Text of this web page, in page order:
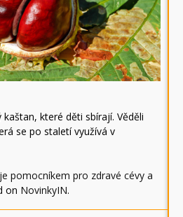
které děti sbírají. Věděli
se po staletí využívá v
pomocníkem pro zdravé cévy a
on NovinkyIN.